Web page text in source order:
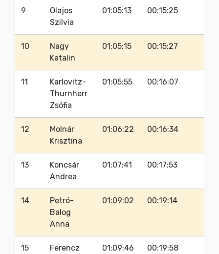
9
Olajos
Szilvia
01:05:13 00:15:25
10
Nagy
Katalin
01:05:15 00:15:27
11
Karlovitz-
Thurnherr
Zsófia
01:05:55 00:16:07
12
Molnár
Krisztina
01:06:22 00:16:34
13
Koncsár
Andrea
01:07:41 00:17:53
14
Petró-
Balog
Anna
01:09:02 00:19:14
15
Ferencz
01:09:46 00:19:58